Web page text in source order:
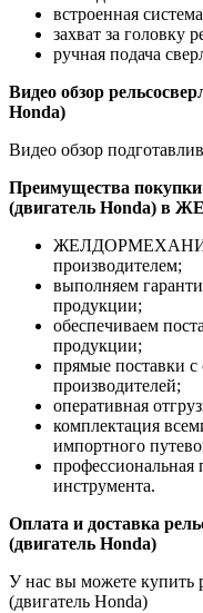
встроенная
захват за головку
ручная подача
Видео обзор
Honda)
Видео обзор
Преимущества покупки
(двигатель Honda)
ЖЕЛДОРМЕХАНИКА
производителем;
выполняем
продукции;
обеспечиваем
продукции;
прямые поставки с
производителей;
оперативная
комплектация
импортного
инструмента.
Оплата и доставка
(двигатель Honda)
У нас вы можете купить
(двигатель Honda)